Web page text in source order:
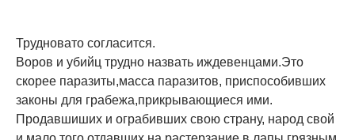
Трудновато согласится.
Воров и убийц трудно назвать иждевенцами.Это
скорее паразиты,масса паразитов, приспособивших
законы для грабежа,прикрывающиеся ими.
Продавшиших и ограбивших свою страну, народ свой